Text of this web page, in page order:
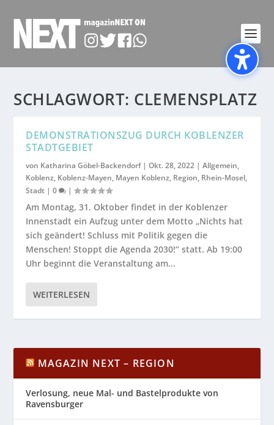
SCHLAGWORT: CLEMENSPLATZ
DEMONSTRATIONSZUG DURCH KOBLENZER
STADTGEBIET
von Katharina Göbel-Backendorf|Okt. 28, 2022 |Allgemein,
Koblenz, Koblenz-Mayen, Mayen Koblenz, Region, Rhein-Mosel,
Stadt |0 |
Am Montag, 31. Oktober findet in der Koblenzer
Innenstadt ein Aufzug unter dem Motto „Nichts hat
sich geändert! Schluss mit Politik gegen die
Menschen! Stoppt die Agenda 2030!“ statt. Ab 19:00
Uhr beginnt die Veranstaltung am...
WEITERLESEN
MAGAZIN NEXT – REGION
Verlosung, neue Mal- und Bastelprodukte von
Ravensburger